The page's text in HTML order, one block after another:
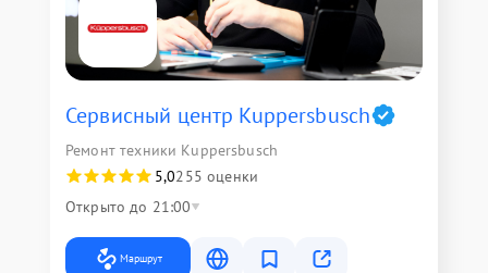
Сервисный центр Kuppersbusch
Ремонт техники Kuppersbusch
5,0255 оценки
Открыто до 21:00
Маршрут